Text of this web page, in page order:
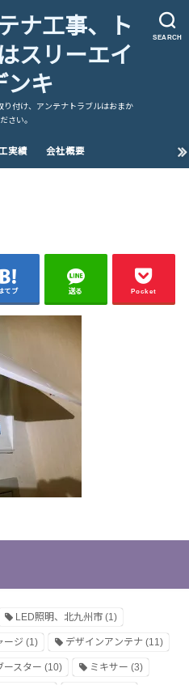
SEARCH
ナ工事、ト
スリーエイ
ンキ
り付け、アンテナトラブルはおまか
さい。
実績 会社概要
てブ 送る Pocket
LED照明、北九州市(1)
ージ (1) デザインアンテナ(11)
ースター (10) ミキサー (3)